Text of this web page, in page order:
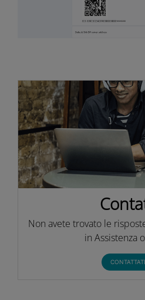
Non avete trovato le
in Assistenza